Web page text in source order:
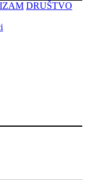
DRUŠTVO